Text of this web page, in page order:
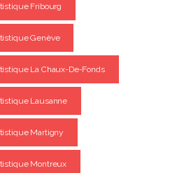
Fribourg
Genève
La Chaux-De-Fonds
Lausanne
Martigny
Montreux